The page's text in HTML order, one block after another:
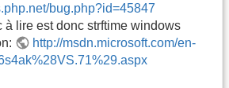
bug.php?id=45847
à lire est donc strftime windows
http://msdn.microsoft.com/en-